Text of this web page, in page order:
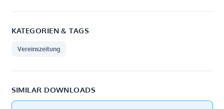
KATEGORIEN & TAGS
Vereinszeitung
SIMILAR DOWNLOADS